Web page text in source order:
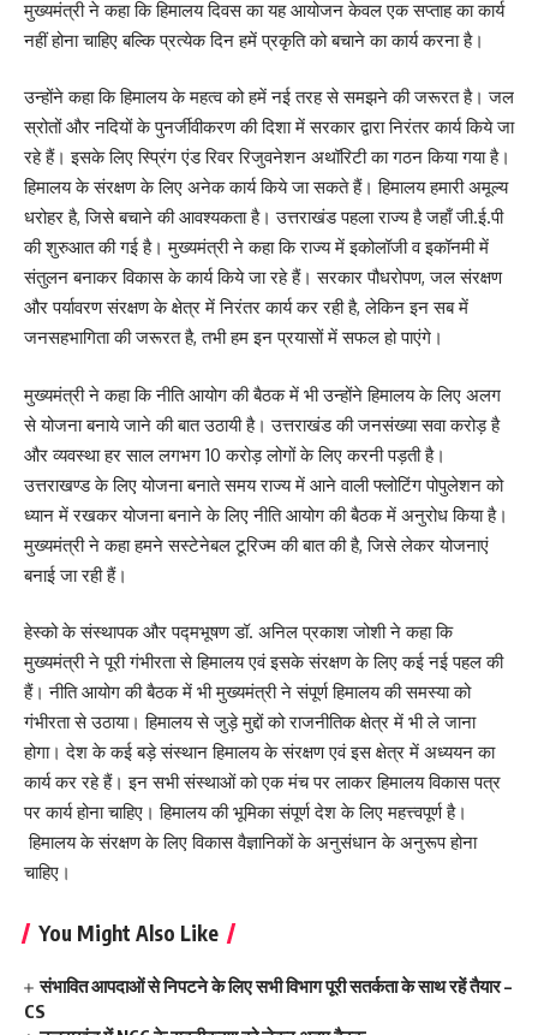
मुख्यमंत्री ने कहा कि हिमालय दिवस का यह आयोजन केवल एक सप्ताह का कार्य
नहीं होना चाहिए बल्कि प्रत्येक दिन हमें प्रकृति को बचाने का कार्य करना है।
उन्होंने कहा कि हिमालय के महत्व को हमें नई तरह से समझने की जरूरत है। जल
स्रोतों और नदियों के पुनर्जीवीकरण की दिशा में सरकार द्वारा निरंतर कार्य किये जा
रहे हैं। इसके लिए स्प्रिंग एंड रिवर रिजुवनेशन अथॉरिटी का गठन किया गया है।
हिमालय के संरक्षण के लिए अनेक कार्य किये जा सकते हैं। हिमालय हमारी अमूल्य
धरोहर है, जिसे बचाने की आवश्यकता है। उत्तराखंड पहला राज्य है जहाँ जी.ई.पी
की शुरुआत की गई है। मुख्यमंत्री ने कहा कि राज्य में इकोलॉजी व इकॉनमी में
संतुलन बनाकर विकास के कार्य किये जा रहे हैं। सरकार पौधरोपण, जल संरक्षण
और पर्यावरण संरक्षण के क्षेत्र में निरंतर कार्य कर रही है, लेकिन इन सब में
जनसहभागिता की जरूरत है, तभी हम इन प्रयासों में सफल हो पाएंगे।
मुख्यमंत्री ने कहा कि नीति आयोग की बैठक में भी उन्होंने हिमालय के लिए अलग
से योजना बनाये जाने की बात उठायी है। उत्तराखंड की जनसंख्या सवा करोड़ है
और व्यवस्था हर साल लगभग 10 करोड़ लोगों के लिए करनी पड़ती है।
उत्तराखण्ड के लिए योजना बनाते समय राज्य में आने वाली फ्लोटिंग पोपुलेशन को
ध्यान में रखकर योजना बनाने के लिए नीति आयोग की बैठक में अनुरोध किया है।
मुख्यमंत्री ने कहा हमने सस्टेनेबल टूरिज्म की बात की है, जिसे लेकर योजनाएं
बनाई जा रही हैं।
हेस्को के संस्थापक और पद्मभूषण डॉ. अनिल प्रकाश जोशी ने कहा कि
मुख्यमंत्री ने पूरी गंभीरता से हिमालय एवं इसके संरक्षण के लिए कई नई पहल की
हैं। नीति आयोग की बैठक में भी मुख्यमंत्री ने संपूर्ण हिमालय की समस्या को
गंभीरता से उठाया। हिमालय से जुड़े मुद्दों को राजनीतिक क्षेत्र में भी ले जाना
होगा। देश के कई बड़े संस्थान हिमालय के संरक्षण एवं इस क्षेत्र में अध्ययन का
कार्य कर रहे हैं। इन सभी संस्थाओं को एक मंच पर लाकर हिमालय विकास पत्र
पर कार्य होना चाहिए। हिमालय की भूमिका संपूर्ण देश के लिए महत्त्वपूर्ण है।
हिमालय के संरक्षण के लिए विकास वैज्ञानिकों के अनुसंधान के अनुरूप होना
चाहिए।
You Might Also Like
संभावित आपदाओं से निपटने के लिए सभी विभाग पूरी सतर्कता के साथ रहें तैयार –
CS